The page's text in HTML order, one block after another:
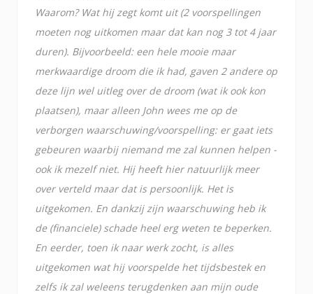
Waarom? Wat hij zegt komt uit (2 voorspellingen
moeten nog uitkomen maar dat kan nog 3 tot 4 jaar
duren). Bijvoorbeeld: een hele mooie maar
merkwaardige droom die ik had, gaven 2 andere op
deze lijn wel uitleg over de droom (wat ik ook kon
plaatsen), maar alleen John wees me op de
verborgen waarschuwing/voorspelling: er gaat iets
gebeuren waarbij niemand me zal kunnen helpen -
ook ik mezelf niet. Hij heeft hier natuurlijk meer
over verteld maar dat is persoonlijk. Het is
uitgekomen. En dankzij zijn waarschuwing heb ik
de (financiele) schade heel erg weten te beperken.
En eerder, toen ik naar werk zocht, is alles
uitgekomen wat hij voorspelde het tijdsbestek en
zelfs ik zal weleens terugdenken aan mijn oude